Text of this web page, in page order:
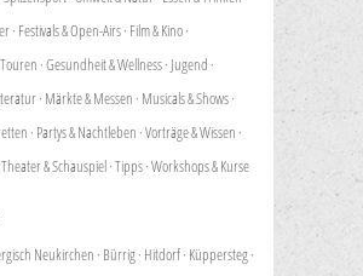
· Festivals & Open-Airs· Film & Kino·
·Gesundheit & Wellness· Jugend ·
· Märkte & Messen · Musicals & Shows·
· Partys & Nachtleben ·Vorträge & Wissen ·
Theater & Schauspiel·Tipps·Workshops & Kurse
Neukirchen · Bürrig· Hitdorf· Küppersteg·